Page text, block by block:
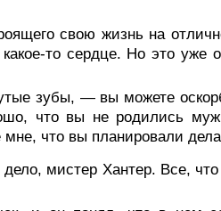
свою жизнь на
то сердце. Но это уже
зубы, — вы можете
что вы не родились
что вы планировали
мистер Хантер. Все,